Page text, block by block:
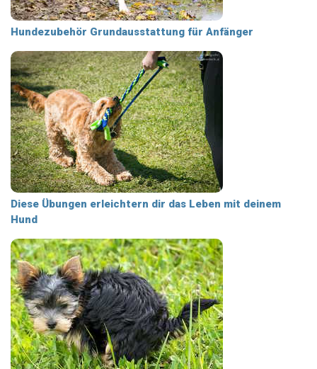
Hundezubehör Grundausstattung für Anfänger
Diese Übungen erleichtern dir das Leben mit deinem
Hund